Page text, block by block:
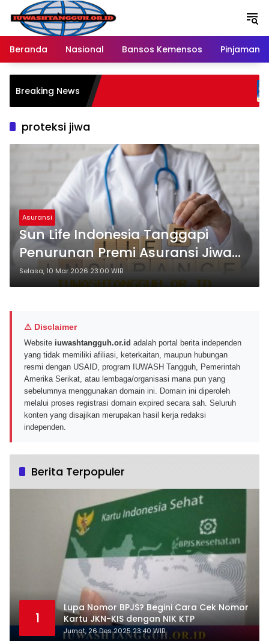
Langsung
konten
Beranda
Nasional Bansos Kemensos Pinjaman
Breaking News
proteksi jiwa
Asuransi
Sun Life Indonesia Tanggapi
Penurunan Premi Asuransi Jiwa
Sebesar 6,15% pada Awal 2026 Ini
Respons Mereka
Selasa, 10 Mar 2026 23:00 WIB
⚠ Disclaimer
Website iuwashtangguh.or.id adalah portal berita independen
yang tidak memiliki afiliasi, keterkaitan, maupun hubungan
resmi dengan USAID, program IUWASH Tangguh, Pemerintah
Amerika Serikat, atau lembaga/organisasi mana pun yang
sebelumnya menggunakan domain ini. Domain ini diperoleh
melalui proses registrasi domain expired secara sah. Seluruh
konten yang disajikan merupakan hasil kerja redaksi
independen.
Berita Terpopuler
1
Lupa Nomor BPJS? Begini Cara Cek Nomor
Kartu JKN-KIS dengan NIK KTP
Jumat, 26 Des 2025 23:40 WIB